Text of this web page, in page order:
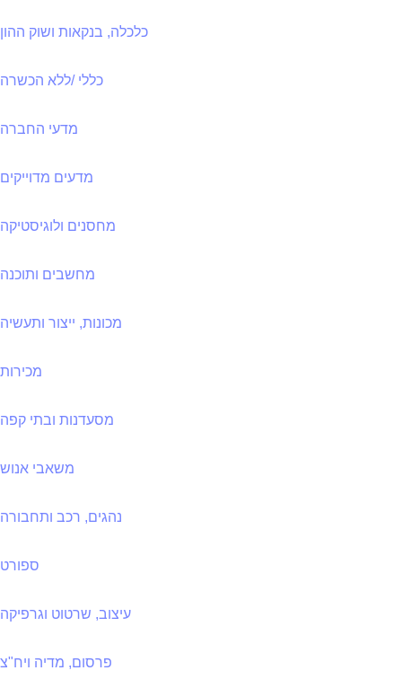
כלכלה, בנקאות ושוק ההון
כללי /ללא הכשרה
מדעי החברה
מדעים מדוייקים
מחסנים ולוגיסטיקה
מחשבים ותוכנה
מכונות, ייצור ותעשיה
מכירות
מסעדנות ובתי קפה
משאבי אנוש
נהגים, רכב ותחבורה
ספורט
עיצוב, שרטוט וגרפיקה
פרסום, מדיה ויח"צ